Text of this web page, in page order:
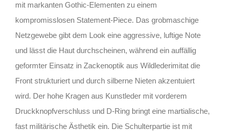
mit markanten Gothic-Elementen zu einem
kompromisslosen Statement-Piece. Das grobmaschige
Netzgewebe gibt dem Look eine aggressive, luftige Note
und lässt die Haut durchscheinen, während ein auffällig
geformter Einsatz in Zackenoptik aus Wildlederimitat die
Front strukturiert und durch silberne Nieten akzentuiert
wird. Der hohe Kragen aus Kunstleder mit vorderem
Druckknopfverschluss und D-Ring bringt eine martialische,
fast militärische Ästhetik ein. Die Schulterpartie ist mit